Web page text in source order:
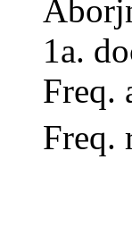
1a.
Freq.
Freq.